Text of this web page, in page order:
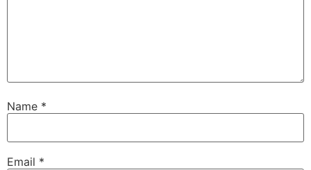
Name *
Email *